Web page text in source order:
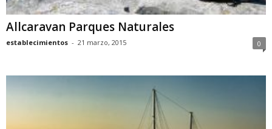
Allcaravan Parques Naturales
establecimientos - 21 marzo, 2015 0